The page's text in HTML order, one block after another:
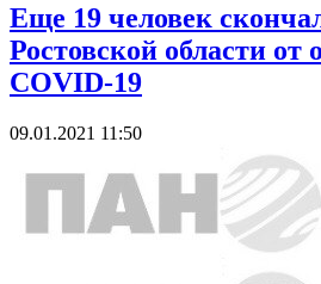
Еще 19 человек
Ростовской области от
COVID-19
09.01.2021 11:50